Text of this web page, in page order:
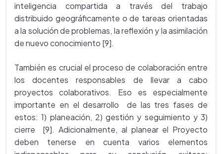
inteligencia compartida a través del trabajo
distribuido geográficamente o de tareas orientadas
a la solución de problemas, la reflexión y la asimilación
de nuevo conocimiento [9].
También es crucial el proceso de colaboración entre
los docentes responsables de llevar a cabo
proyectos colaborativos. Eso es especialmente
importante en el desarrollo de las tres fases de
estos: 1) planeación, 2) gestión y seguimiento y 3)
cierre [9]. Adicionalmente, al planear el Proyecto
deben tenerse en cuenta varios elementos